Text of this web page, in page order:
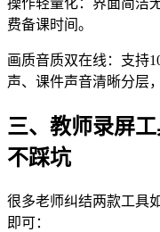
操作轻量化：界面简洁
费备课时间。
画质音质双在线：支持
声、课件声音清晰分层
三、教师录屏
不踩坑
很多老师纠结两款工具
即可：